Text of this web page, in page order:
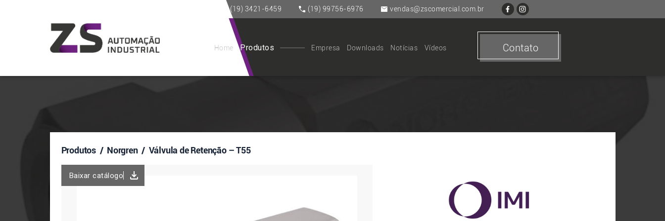
(19) 3421-6459 (19) 99756-6976 vendas@zscomercial.com.br
Home Produtos Empresa Downloads Notícias Vídeos Contato
Produtos/ Norgren / Válvula de Retenção – T55
Baixar catálogo